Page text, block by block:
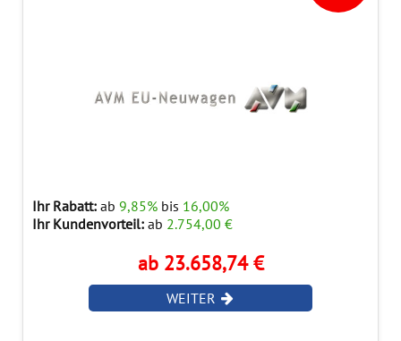
Ihr Rabatt: ab 9,85% bis 16,00%
Ihr Kundenvorteil: ab 2.754,00 €
ab 23.658,74 €
WEITER